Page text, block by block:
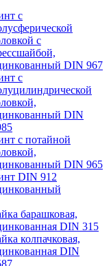
с
с
DIN 967
с
DIN
с потайной
DIN 965
DIN 912
барашковая,
DIN 315
колпачковая,
DIN